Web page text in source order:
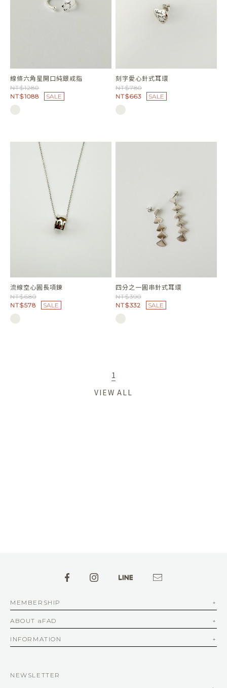
線條六角星開口純銀戒指
NT$1280
NT$1088
SALE
刻字愛心針式耳環
NT$780
NT$663
SALE
流線空心圓長項鍊
NT$680
NT$578
SALE
四分之一圓串針式耳環
NT$390
NT$332
SALE
1
VIEW ALL
MEMBERSHIP
ABOUT aFAD
INFORMATION
NEWSLETTER